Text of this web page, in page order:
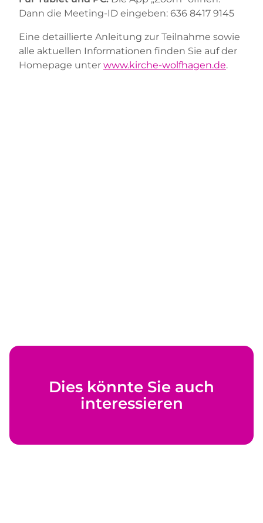
Dann die Meeting-ID eingeben: 636 8417 9145
Eine detaillierte Anleitung zur Teilnahme sowie
alle aktuellen Informationen finden Sie auf der
Homepage unter www.kirche-wolfhagen.de.
Dies könnte Sie auch
interessieren